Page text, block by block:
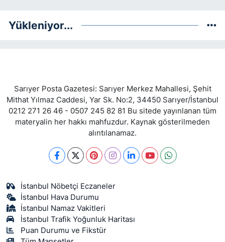
Yükleniyor...
Sarıyer Posta Gazetesi: Sarıyer Merkez Mahallesi, Şehit
Mithat Yılmaz Caddesi, Yar Sk. No:2, 34450 Sarıyer/İstanbul
0212 271 26 46 - 0507 245 82 81 Bu sitede yayınlanan tüm
materyalin her hakkı mahfuzdur. Kaynak gösterilmeden
alıntılanamaz.
İstanbul Nöbetçi Eczaneler
İstanbul Hava Durumu
İstanbul Namaz Vakitleri
İstanbul Trafik Yoğunluk Haritası
Puan Durumu ve Fikstür